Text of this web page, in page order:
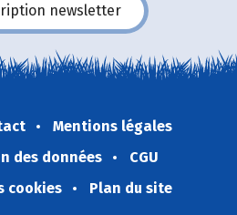
newsletter
Mentions légales
des données
CGU
cookies
Plan du site